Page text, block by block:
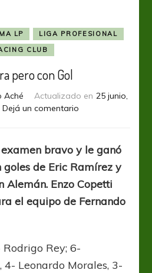
LP
LIGA PROFESIONAL
CLUB
pero con Gol
Aché Actualizado en 25 junio,
Dejá un comentarioen
pero
con
Gol
bravo y le ganó
goles de Eric Ramírez y
Alemán. Enzo Copetti
el equipo de Fernando
Rodrigo Rey; 6-
Leonardo Morales, 3-